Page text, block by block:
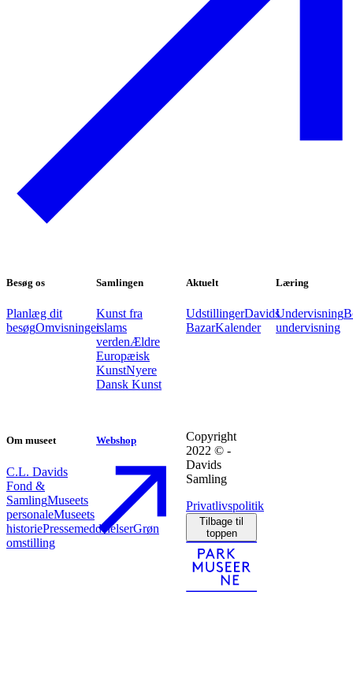
Besøg os
Planlæg dit
besøgOmvisninger
Samlingen
Kunst fra
islams
verdenÆldre
Europæisk
KunstNyere
Dansk Kunst
Aktuelt
UdstillingerDavids
BazarKalender
Læring
Undervisning
undervisning
Om museet
C.L. Davids
Fond &
SamlingMuseets
personaleMuseets
historiePressemeddelelserGrøn
omstilling
Webshop
Copyright
2022 © -
Davids
Samling
Privatlivspolitik
Tilbage til
toppen